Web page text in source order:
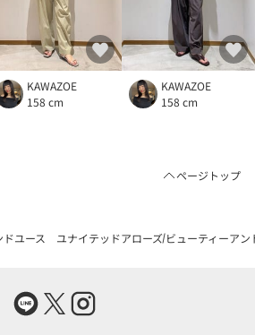
KAWAZOE
158 cm
KAWAZOE
158 cm
ページトップ
ドユース ユナイテッドアローズ ビューティーア